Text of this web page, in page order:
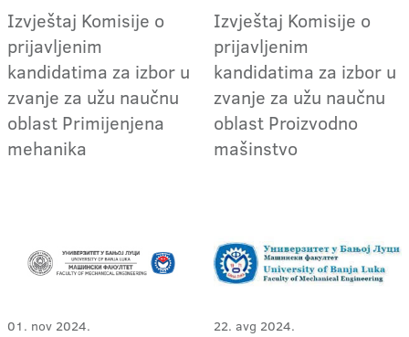
Izvještaj Komisije o
prijavljenim
kandidatima za izbor u
zvanje za užu naučnu
oblast Primijenjena
mehanika
Izvještaj Komisije o
prijavljenim
kandidatima za izbor u
zvanje za užu naučnu
oblast Proizvodno
mašinstvo
01. nov 2024. 22. avg 2024.